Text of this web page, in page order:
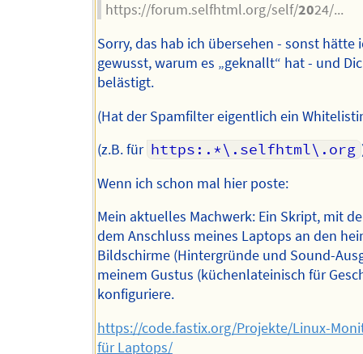
https://forum.selfhtml.org/self/2024/...
Sorry, das hab ich übersehen - sonst hätte
gewusst, warum es „geknallt“ hat - und
belästigt.
(Hat der Spamfilter eigentlich ein
(z.B. für https:.*\.selfhtml\.org
Wenn ich schon mal hier poste:
Mein aktuelles Machwerk: Ein Skript, mit
dem Anschluss meines Laptops an den
Bildschirme (Hintergründe und Sound-
meinem Gustus (küchenlateinisch für
konfiguriere.
https://code.fastix.org/Projekte/Linux-
für Laptops/